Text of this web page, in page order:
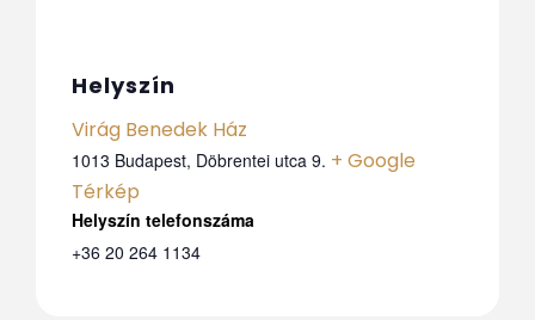
Helyszín
Virág Benedek Ház
1013 Budapest, Döbrentei utca 9. + Google
Térkép
+36 20 264 1134